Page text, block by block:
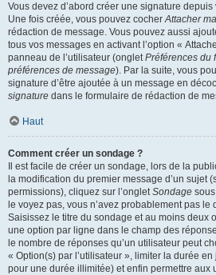
Vous devez d’abord créer une signature
Une fois créée, vous pouvez cocherAttacher
rédaction de message. Vous pouvez aussi
tous vos messages en activant l’option «
panneau de l’utilisateur (ongletPréférences du
préférences de message). Par la suite, vous
signature d’être ajoutée à un message en
signature dans le formulaire de rédaction de
Haut
Comment créer un sondage ?
Il est facile de créer un sondage, lors de la
la modification du premier message d’un sujet
permissions), cliquez sur l’ongletSondage
le voyez pas, vous n’avez probablement pas
Saisissez le titre du sondage et au moins deux
une option par ligne dans le champ des
le nombre de réponses qu’un utilisateur peut
« Option(s) par l’utilisateur », limiter la durée
pour une durée illimitée) et enfin permettre aux